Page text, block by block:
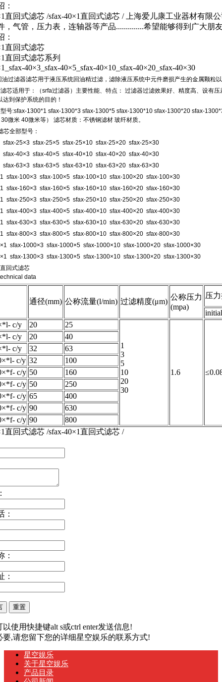
：
直回式滤芯 /sfax-40×1直回式滤芯 / 上海爱儿康工业器材有
，气管，压力表，连轴器等产品..............希望能够得到广大朋
：
直回式滤芯
直回式滤芯系列
40×3_sfax-40×5_sfax-40×10_sfax-40×20_sfax-40×30
油过滤器滤芯用于液压系统回油精过滤，滤除液压系统中元件磨损产生的金属颗粒
芯适用于：（srfa过滤器）主要性能、特点： 过滤器过滤效果好、精度高、设有
达到保护系统的目的！
号:sfax-1300*1 sfax-1300*3 sfax-1300*5 sfax-1300*10 sfax-1300*20 sfax-
微米 40微米等） 滤芯材质：不锈钢滤材 玻纤材质。
芯全部型号：
sfax-25×3 sfax-25×5 sfax-25×10 sfax-25×20 sfax-25×30
sfax-40×3 sfax-40×5 sfax-40×10 sfax-40×20 sfax-40×30
sfax-63×3 sfax-63×5 sfax-63×10 sfax-63×20 sfax-63×30
sfax-100×3 sfax-100×5 sfax-100×10 sfax-100×20 sfax-100×30
sfax-160×3 sfax-160×5 sfax-160×10 sfax-160×20 sfax-160×30
sfax-250×3 sfax-250×5 sfax-250×10 sfax-250×20 sfax-250×30
sfax-400×3 sfax-400×5 sfax-400×10 sfax-400×20 sfax-400×30
sfax-630×3 sfax-630×5 sfax-630×10 sfax-630×20 sfax-630×30
sfax-800×3 sfax-800×5 sfax-800×10 sfax-800×20 sfax-800×30
sfax-1000×3 sfax-1000×5 sfax-1000×10 sfax-1000×20 sfax-1000×30
sfax-1300×3 sfax-1300×5 sfax-1300×10 sfax-1300×20 sfax-1300×30
回式滤芯
data
通径(mm) 公称流量(l/min) 过滤精度(μm)
公称压力
(mpa)
压
initial
c/y
20 25
1
3
5
10
20
30
1.6
c/y 20
40
c/y
32
63
c/y 32
100
c/y 50
160
c/y 50
250
c/y 65
400
c/y 90
630
c/y 90
800
直回式滤芯 /sfax-40×1直回式滤芯 /
：
：
：
以使用快捷键alt s或ctrl enter发送信息!
要,请您留下您的详细星空娱乐的联系方式!
星空娱乐
关于星空娱乐
产品目录